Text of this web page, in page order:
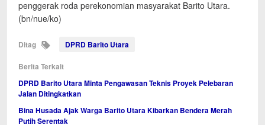
penggerak roda perekonomian masyarakat Barito Utara.
(bn/nue/ko)
Ditag DPRD Barito Utara
Berita Terkait
DPRD Barito Utara Minta Pengawasan Teknis Proyek Pelebaran
Jalan Ditingkatkan
Bina Husada Ajak Warga Barito Utara Kibarkan Bendera Merah
Putih Serentak